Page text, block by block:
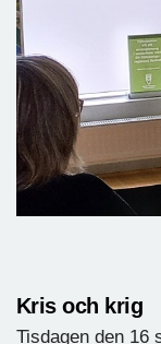
Kris och krig
Tisdagen den 16